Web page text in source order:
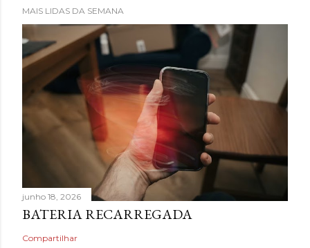
MAIS LIDAS DA SEMANA
junho 18, 2026
BATERIA RECARREGADA
Compartilhar